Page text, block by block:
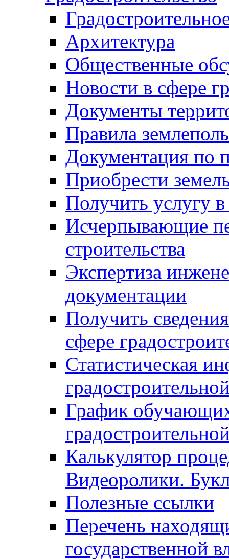
Архитектура
Общественные
Новости в сфере
Документы
Правила
Документация по
Приобрести
Получить услугу в
Исчерпывающие
строительства
Экспертиза
документации
Получить
сфере
Статистическая
График
Калькулятор
Видеоролики.
Полезные ссылки
Перечень
государственной